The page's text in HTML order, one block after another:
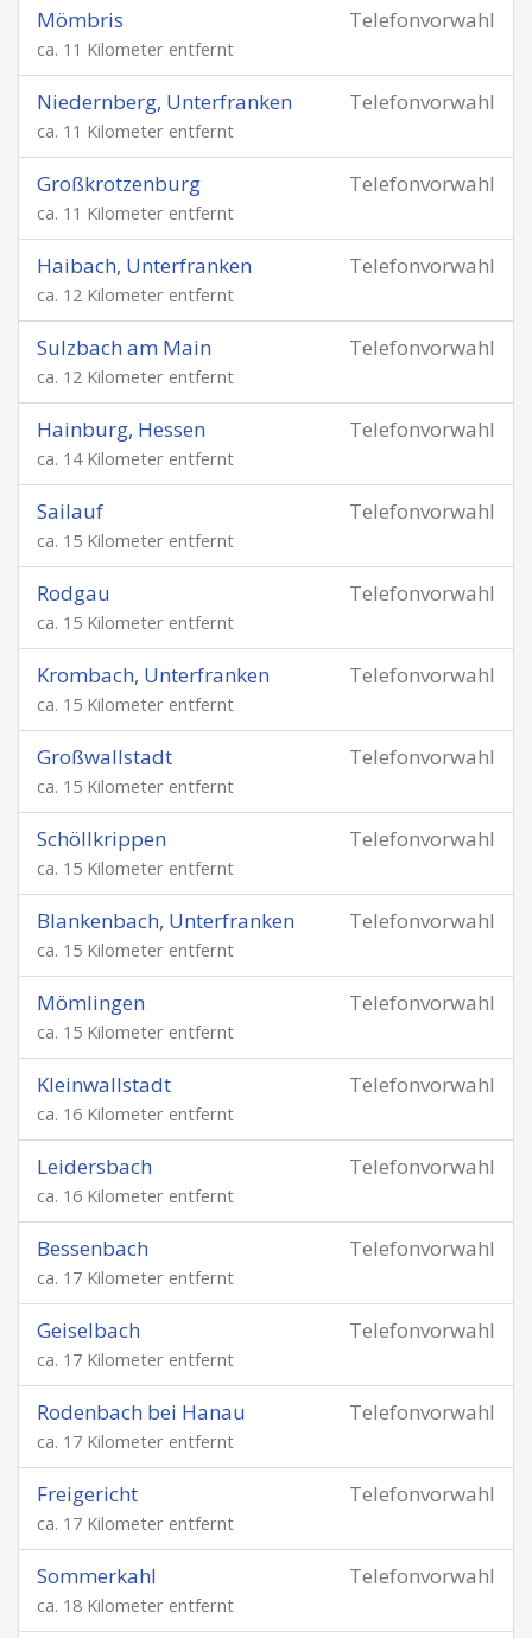
Telefonvorwahl
Mömbris
ca. 11 Kilometer entfernt
Telefonvorwahl
Niedernberg, Unterfranken
ca. 11 Kilometer entfernt
Telefonvorwahl
Großkrotzenburg
ca. 11 Kilometer entfernt
Telefonvorwahl
Haibach, Unterfranken
ca. 12 Kilometer entfernt
Telefonvorwahl
Sulzbach am Main
ca. 12 Kilometer entfernt
Telefonvorwahl
Hainburg, Hessen
ca. 14 Kilometer entfernt
Telefonvorwahl
Sailauf
ca. 15 Kilometer entfernt
Telefonvorwahl
Rodgau
ca. 15 Kilometer entfernt
Telefonvorwahl
Krombach, Unterfranken
ca. 15 Kilometer entfernt
Telefonvorwahl
Großwallstadt
ca. 15 Kilometer entfernt
Telefonvorwahl
Schöllkrippen
ca. 15 Kilometer entfernt
Telefonvorwahl
Blankenbach, Unterfranken
ca. 15 Kilometer entfernt
Telefonvorwahl
Mömlingen
ca. 15 Kilometer entfernt
Telefonvorwahl
Kleinwallstadt
ca. 16 Kilometer entfernt
Telefonvorwahl
Leidersbach
ca. 16 Kilometer entfernt
Telefonvorwahl
Bessenbach
ca. 17 Kilometer entfernt
Telefonvorwahl
Geiselbach
ca. 17 Kilometer entfernt
Telefonvorwahl
Rodenbach bei Hanau
ca. 17 Kilometer entfernt
Telefonvorwahl
Freigericht
ca. 17 Kilometer entfernt
Telefonvorwahl
Sommerkahl
ca. 18 Kilometer entfernt